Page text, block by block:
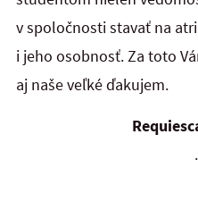
v spoločnosti stavať na
i jeho osobnosť. Za toto
aj naše veľké ďakujem.